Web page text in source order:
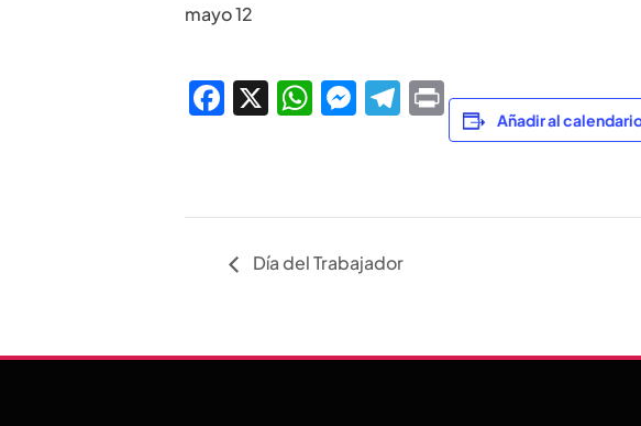
mayo 12
Facebook
X WhatsApp
Messenger
Telegram
PrintAñadir al
Día del Trabajador